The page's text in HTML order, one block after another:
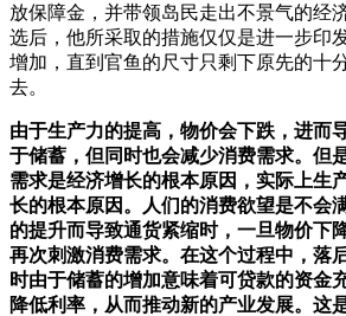
放保障金，并带领岛民走出不景气的经
选后，他所采取的措施仅仅是进一步印
增加，直到官鱼的尺寸只剩下原先的十
去。
由于生产力的提高，物价会下跌，进而
于储蓄，但同时也会减少消费需求。但
需求是经济增长的根本原因，实际上生
长的根本原因。人们的消费欲望是不会
的提升而导致通货紧缩时，一旦物价下
再次刺激消费需求。在这个过程中，落
时由于储蓄的增加意味着可贷款的资金
降低利率，从而推动新的产业发展。这